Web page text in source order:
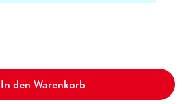
In den Warenkorb